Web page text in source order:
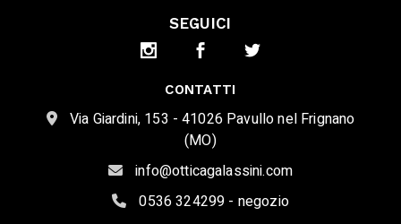
SEGUICI
CONTATTI
Via Giardini, 153 - 41026 Pavullo nel Frignano
(MO)
info@otticagalassini.com
0536 324299 - negozio